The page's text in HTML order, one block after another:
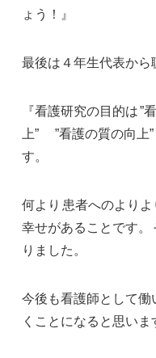
ょう！』
最後は４年生代表か
『看護研究の目的は”
上”
”看護の質の向上”
す。
何より 患者へのより
幸せがあることです。
りました。
今後も看護師として
くことになると思いま